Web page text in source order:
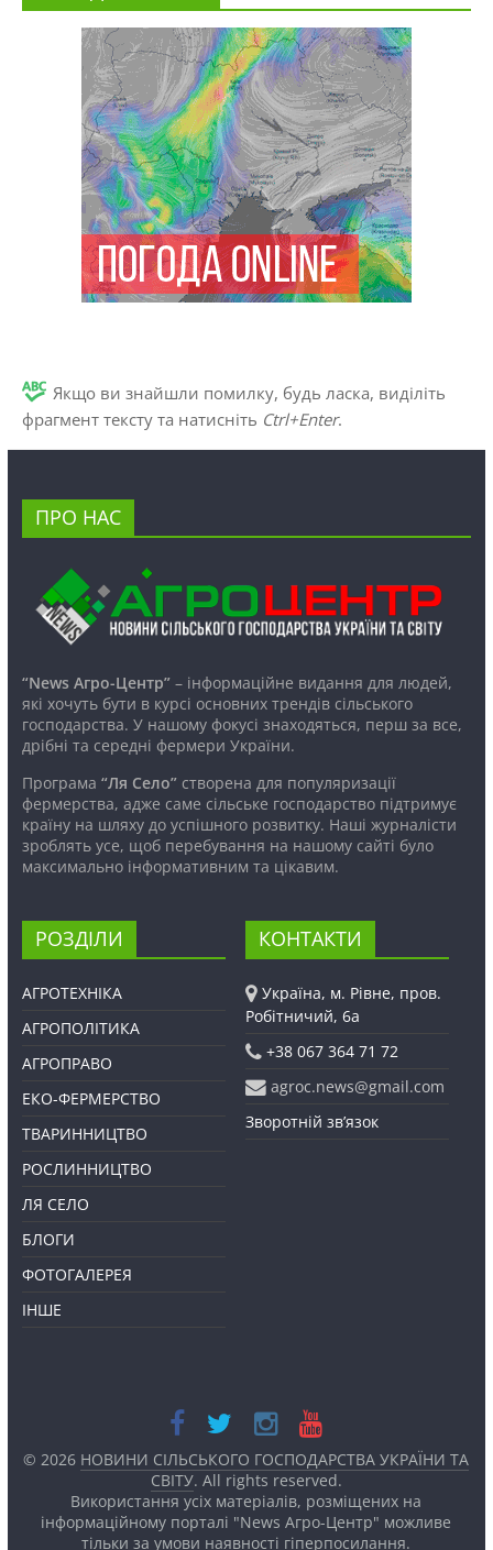
Якщо ви знайшли помилку, будь ласка, виділіть
фрагмент тексту та натисніть Ctrl+Enter.
ПРО НАС
“News Агро-Центр”– інформаційне видання для людей,
які хочуть бути в курсі основних трендів сільського
господарства. У нашому фокусі знаходяться, перш за все,
дрібні та середні фермери України.
Програма “Ля Село”створена для популяризації
фермерства, адже саме сільське господарство підтримує
країну на шляху до успішного розвитку. Наші журналісти
зроблять усе, щоб перебування на нашому сайті було
максимально інформативним та цікавим.
РОЗДІЛИ
АГРОТЕХНІКА
АГРОПОЛІТИКА
АГРОПРАВО
ЕКО-ФЕРМЕРСТВО
ТВАРИННИЦТВО
РОСЛИННИЦТВО
ЛЯ СЕЛО
БЛОГИ
ФОТОГАЛЕРЕЯ
ІНШЕ
КОНТАКТИ
Україна, м. Рівне, пров.
Робітничий, 6а
+38 067 364 71 72
agroc.news@gmail.com
Зворотній зв’язок
© 2026 НОВИНИ СІЛЬСЬКОГО ГОСПОДАРСТВА УКРАЇНИ ТА
СВІТУ. All rights reserved.
Використання усіх матеріалів, розміщених на
інформаційному порталі "News Агро-Центр" можливе
тільки за умови наявності гіперпосилання.